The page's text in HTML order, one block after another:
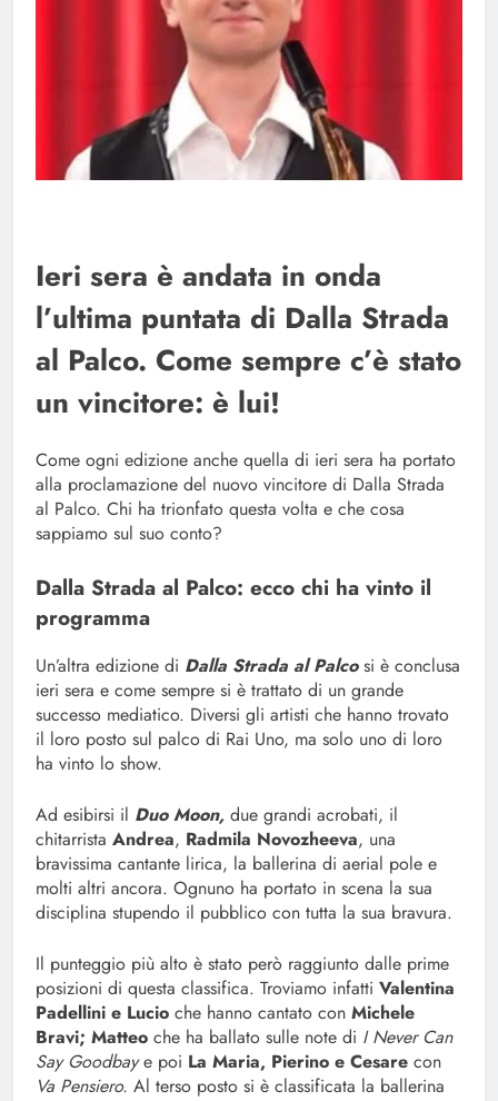
Ieri sera è andata in onda
l’ultima puntata di Dalla Strada
al Palco. Come sempre c’è stato
un vincitore: è lui!
Come ogni edizione anche quella di ieri sera ha portato
alla proclamazione del nuovo vincitore di Dalla Strada
al Palco. Chi ha trionfato questa volta e che cosa
sappiamo sul suo conto?
Dalla Strada al Palco: ecco chi ha vinto il
programma
Un’altra edizione di Dalla Strada al Palcosi è conclusa
ieri sera e come sempre si è trattato di un grande
successo mediatico. Diversi gli artisti che hanno trovato
il loro posto sul palco di Rai Uno, ma solo uno di loro
ha vinto lo show.
Ad esibirsi il Duo Moon, due grandi acrobati, il
chitarrista Andrea, Radmila Novozheeva, una
bravissima cantante lirica, la ballerina di aerial pole e
molti altri ancora. Ognuno ha portato in scena la sua
disciplina stupendo il pubblico con tutta la sua bravura.
Il punteggio più alto è stato però raggiunto dalle prime
posizioni di questa classifica. Troviamo infatti Valentina
Padellini e Lucio che hanno cantato con Michele
Bravi; Matteo che ha ballato sulle note di I Never Can
Say Goodbaye poi La Maria, Pierino e Cesare con
Va Pensiero. Al terso posto si è classificata la ballerina